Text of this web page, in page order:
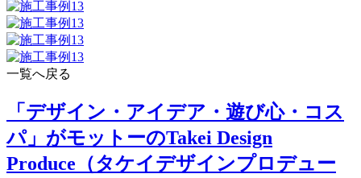
一覧へ戻る
「デザイン・アイデア・遊び心・コス
パ」がモットーのTakei Design
Produce（タケイデザインプロデュー